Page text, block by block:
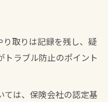
早期回復を目指す
接骨院サービスの最
り取りは記録を残し、疑
トラブル防止のポイント
ては、保険会社の認定基